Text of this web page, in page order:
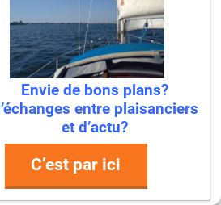
Accepter
Refuser
les préférences
Traitement de vos données
personnelles
pour réduire les
plus sur la façon dont les
sont traitées
Envie de bons plans?
entre plaisanciers
et d’actu?
C’est par ici